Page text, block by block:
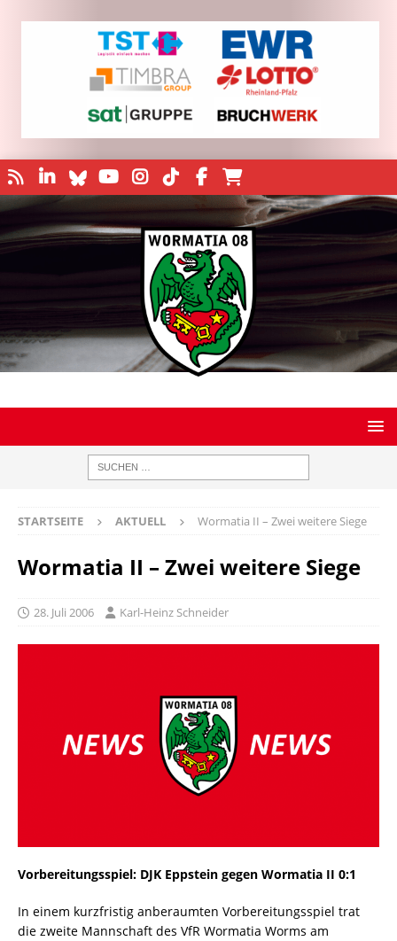
STARTSEITE AKTUELL Wormatia II – Zwei weitere Siege
Wormatia II – Zwei weitere Siege
28. Juli 2006 Karl-Heinz Schneider
Vorbereitungsspiel: DJK Eppstein gegen Wormatia II 0:1
In einem kurzfristig anberaumten Vorbereitungsspiel trat
die zweite Mannschaft des VfR Wormatia Worms am